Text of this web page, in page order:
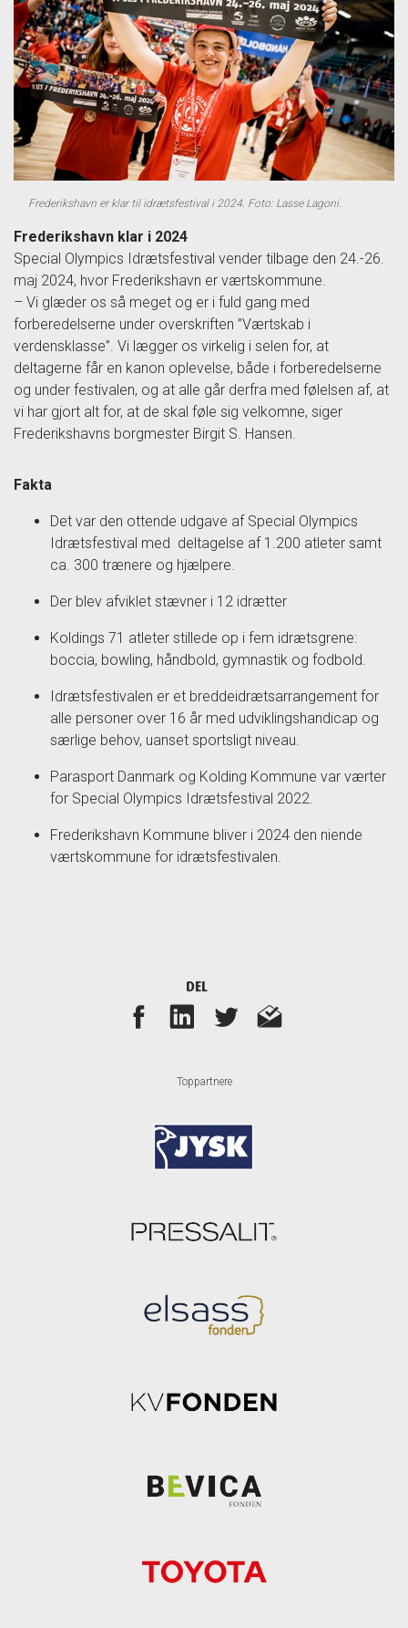
Toppartnere
Frederikshavn er klar til idrætsfestival i 2024. Foto: Lasse Lagoni.
Frederikshavn klar i 2024
Special Olympics Idrætsfestival vender tilbage den 24.-26.
maj 2024, hvor Frederikshavn er værtskommune.
– Vi glæder os så meget og er i fuld gang med
forberedelserne under overskriften ”Værtskab i
verdensklasse”. Vi lægger os virkelig i selen for, at
deltagerne får en kanon oplevelse, både i forberedelserne
og under festivalen, og at alle går derfra med følelsen af, at
vi har gjort alt for, at de skal føle sig velkomne, siger
Frederikshavns borgmester Birgit S. Hansen.
Fakta
Det var den ottende udgave af Special Olympics
Idrætsfestival med deltagelse af 1.200 atleter samt
ca. 300 trænere og hjælpere.
Der blev afviklet stævner i 12 idrætter
Koldings 71 atleter stillede op i fem idrætsgrene:
boccia, bowling, håndbold, gymnastik og fodbold.
Idrætsfestivalen er et breddeidrætsarrangement for
alle personer over 16 år med udviklingshandicap og
særlige behov, uanset sportsligt niveau.
Parasport Danmark og Kolding Kommune var værter
for Special Olympics Idrætsfestival 2022.
Frederikshavn Kommune bliver i 2024 den niende
værtskommune for idrætsfestivalen.
DEL